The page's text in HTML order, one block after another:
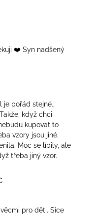
5 z 5 hvězdiček.
❤️ Syn nadšený
4 z 5 hvězdiček.
je pořád stejné.,
když chci
kupovat to
vzory jsou jiné.
Moc se líbily, ale
třeba jiný vzor.
5 z 5 hvězdiček.
pro děti. Sice